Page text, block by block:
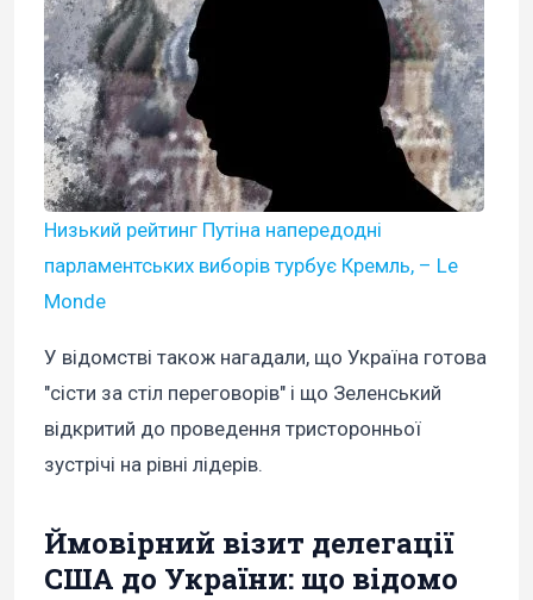
Низький рейтинг Путіна напередодні
парламентських виборів турбує Кремль, – Le
Monde
У відомстві також нагадали, що Україна готова
"сісти за стіл переговорів" і що Зеленський
відкритий до проведення тристоронньої
зустрічі на рівні лідерів.
Ймовірний візит делегації
США до України: що відомо